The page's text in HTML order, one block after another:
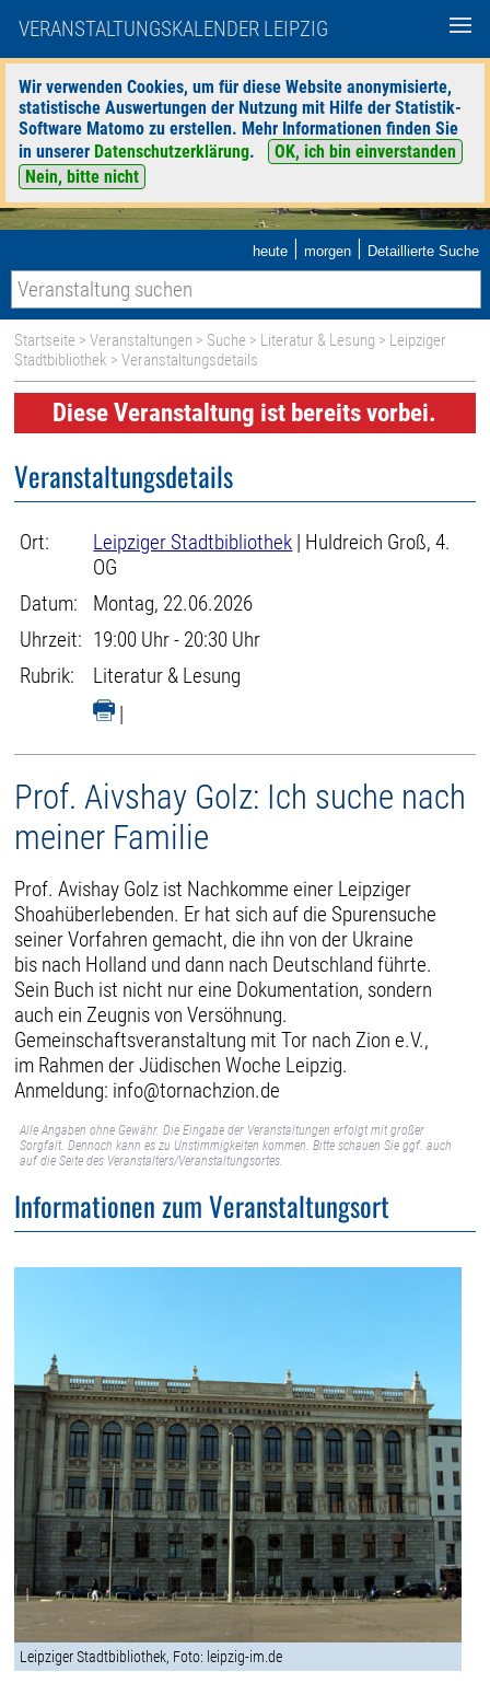
VERANSTALTUNGSKALENDER LEIPZIG
Wir verwenden Cookies, um für diese Website anonymisierte,
statistische Auswertungen der Nutzung mit Hilfe der Statistik-
Software Matomo zu erstellen. Mehr Informationen finden Sie
in unserer Datenschutzerklärung.
OK, ich bin einverstanden
Nein, bitte nicht
heute | morgen | Detaillierte Suche
Startseite >Veranstaltungen > Suche > Literatur & Lesung > Leipziger
Stadtbibliothek > Veranstaltungsdetails
Diese Veranstaltung ist bereits vorbei.
Veranstaltungsdetails
Ort: Leipziger Stadtbibliothek | Huldreich Groß, 4.
OG
Datum:
Montag, 22.06.2026
Uhrzeit: 19:00 Uhr - 20:30 Uhr
Rubrik:
Literatur & Lesung
|
Prof. Aivshay Golz: Ich suche nach
meiner Familie
Prof. Avishay Golz ist Nachkomme einer Leipziger
Shoahüberlebenden. Er hat sich auf die Spurensuche
seiner Vorfahren gemacht, die ihn von der Ukraine
bis nach Holland und dann nach Deutschland führte.
Sein Buch ist nicht nur eine Dokumentation, sondern
auch ein Zeugnis von Versöhnung.
Gemeinschaftsveranstaltung mit Tor nach Zion e.V.,
im Rahmen der Jüdischen Woche Leipzig.
Anmeldung: info@tornachzion.de
Alle Angaben ohne Gewähr. Die Eingabe der Veranstaltungen erfolgt mit großer
Sorgfalt. Dennoch kann es zu Unstimmigkeiten kommen. Bitte schauen Sie ggf. auch
auf die Seite des Veranstalters/Veranstaltungsortes.
Informationen zum Veranstaltungsort
Leipziger Stadtbibliothek, Foto: leipzig-im.de